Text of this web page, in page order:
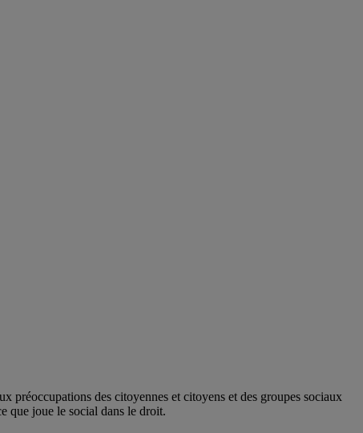
préoccupations des citoyennes et citoyens et des groupes sociaux
que joue le social dans le droit.